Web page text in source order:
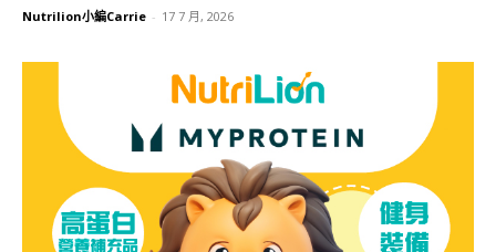
Nutrilion小編Carrie - 17 7 月, 2026